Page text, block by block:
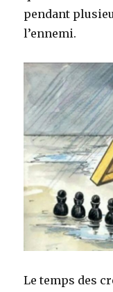
pendant
l’ennemi.
Le temps des